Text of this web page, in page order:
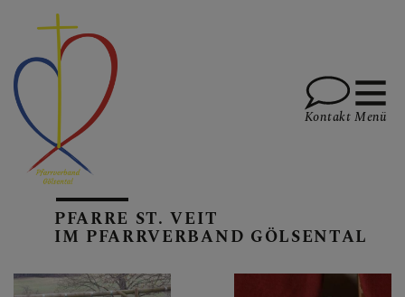
AKTUELLES
PFARRE ST. VEIT
IM PFARRVERBAND GÖLSENTAL
Kontakt Menü